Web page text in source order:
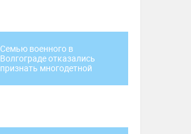
Семью военного в
Волгограде отказались
признать многодетной